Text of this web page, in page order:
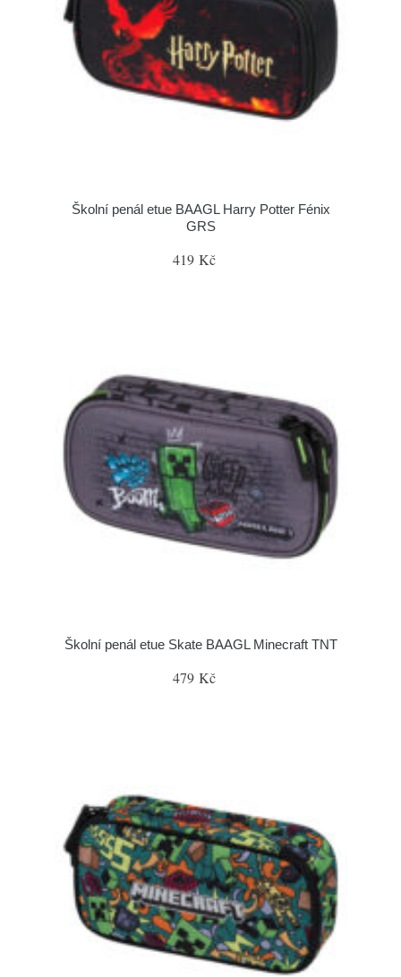
Školní penál etue BAAGL Harry Potter Fénix
GRS
419 Kč
Školní penál etue Skate BAAGL Minecraft TNT
479 Kč